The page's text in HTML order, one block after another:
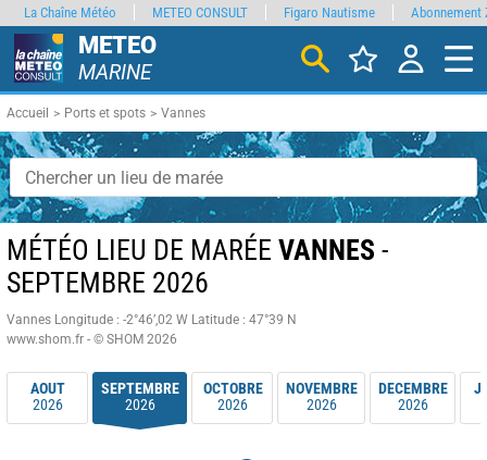
METEO
MARINE
Accueil Ports et spots Vannes
MÉTÉO LIEU DE MARÉE VANNES -
SEPTEMBRE 2026
Vannes Longitude : -2°46’,02 W Latitude : 47°39 N
www.shom.fr - © SHOM 2026
AOUT
2026
SEPTEMBRE
2026
OCTOBRE
2026
NOVEMBRE
2026
DECEMBRE
2026
La Chaîne Météo METEO CONSULT Figaro Nautisme Abonnement